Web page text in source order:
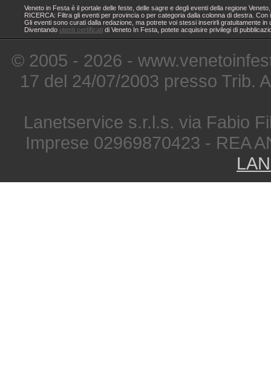
Veneto in Festa è il portale delle feste, delle sagre e degli eventi della regione
RICERCA: Filtra gli eventi per provincia o per categoria dalla colonna di destra.
Gli eventi sono curati dalla redazione, ma potrete voi stessi inserirli gratuitamente
Diventando utenti certificati di Veneto In Festa, potete acquisire privilegi di
© 2005 - 2026 -
17 del 24/07/2003 presso Trib.
Lanetservice s.r.l.s. via Fabio
Imprese 02969870423 - REA